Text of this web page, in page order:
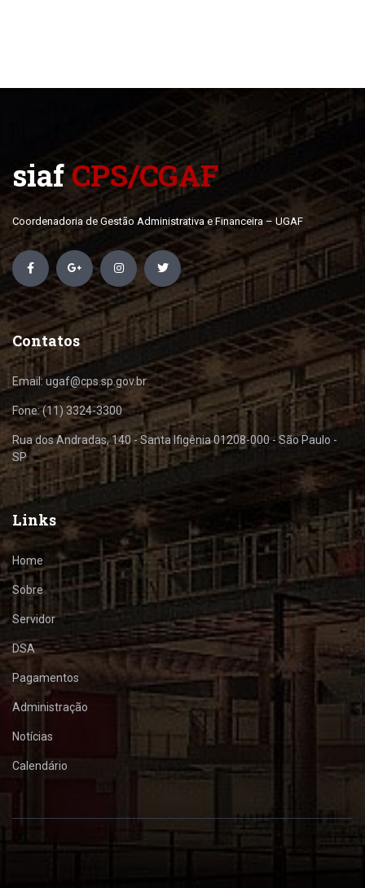
siafCPS/CGAF
Coordenadoria de Gestão Administrativa e Financeira – UGAF
Contatos
Email: ugaf@cps.sp.gov.br
Fone: (11) 3324-3300
Rua dos Andradas, 140 - Santa Ifigênia 01208-000 - São Paulo -
SP
Links
Home
Sobre
Servidor
DSA
Pagamentos
Administração
Notícias
Calendário